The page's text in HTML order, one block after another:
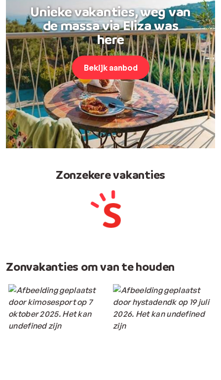
Unieke vakanties, weg van
de massa via Eliza was
here
Bekijk aanbod
Zonzekere vakanties
Zonvakanties om van te houden